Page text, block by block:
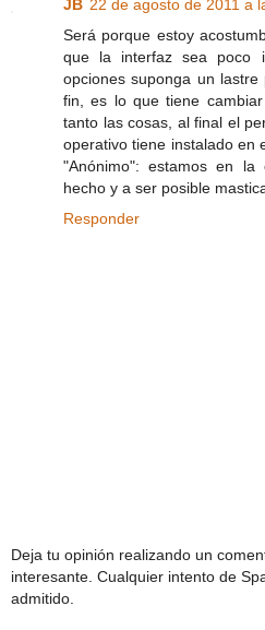
JB 22 de agosto de 2011 a
Será porque estoy
que la interfaz sea poco
opciones suponga un
fin, es lo que tiene
tanto las cosas, al final el
operativo tiene instalado en
"Anónimo": estamos en
hecho y a ser posible
Responder
Deja tu opinión realizando un
interesante. Cualquier intento de
admitido.